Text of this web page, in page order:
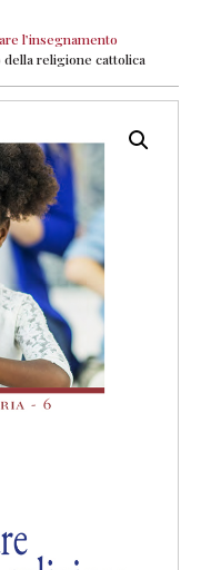
l’insegnamento
della religione cattolica